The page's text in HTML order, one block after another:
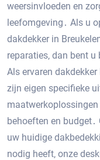
weersinvloeden en
leefomgeving․ Als u
dakdekker in
reparaties‚ dan bent
Als ervaren
zijn eigen specifieke
behoeften en budget․
uw huidige
nodig heeft‚ onze